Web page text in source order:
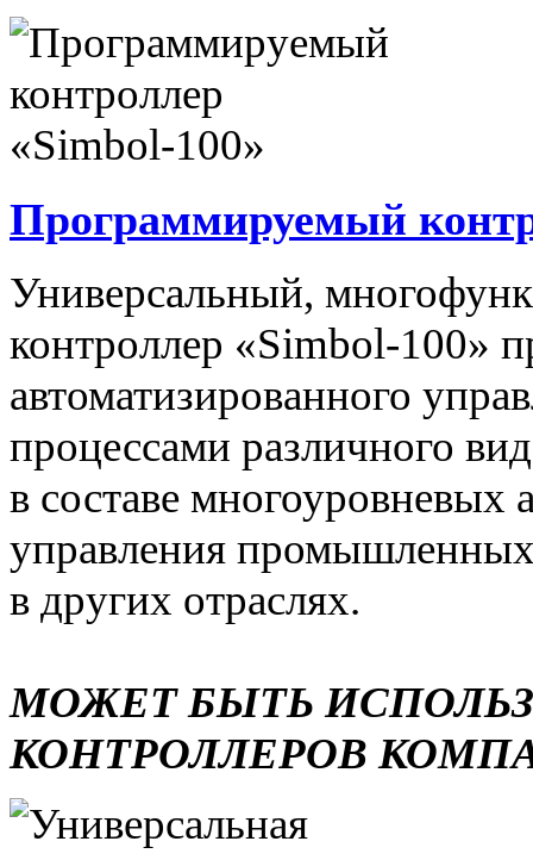
Программируемый
Универсальный,
контроллер «Simbol-100»
автоматизированного
процессами различного
в составе многоуровневых
управления
в других отраслях.
МОЖЕТ БЫТЬ
КОНТРОЛЛЕРОВ